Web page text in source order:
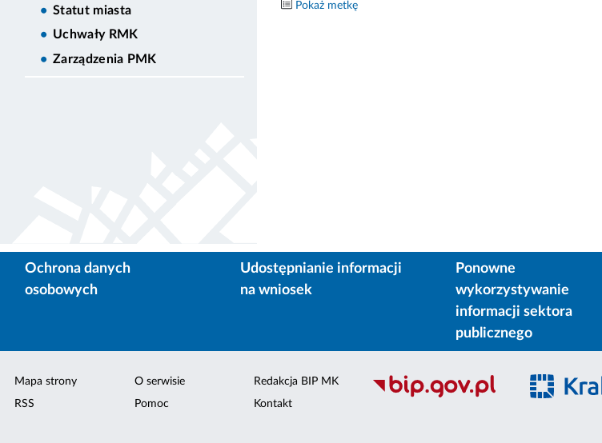
Statut miasta
Uchwały RMK
Zarządzenia PMK
Pokaż metkę
Ochrona danych
osobowych
Udostępnianie informacji
na wniosek
Ponowne
wykorzystywanie
informacji sektora
publicznego
Mapa strony
RSS
O serwisie
Pomoc
Redakcja BIP MK
Kontakt